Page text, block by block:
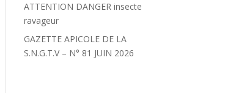
ATTENTION DANGER insecte
ravageur
GAZETTE APICOLE DE LA
S.N.G.T.V – N° 81 JUIN 2026